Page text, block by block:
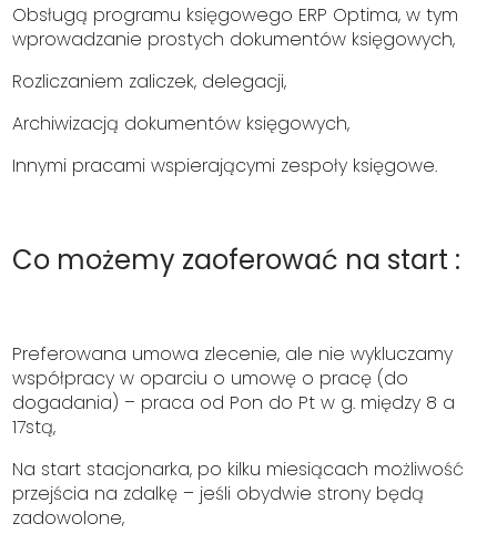
Obsługą programu księgowego ERP Optima, w tym
wprowadzanie prostych dokumentów księgowych,
Rozliczaniem zaliczek, delegacji,
Archiwizacją dokumentów księgowych,
Innymi pracami wspierającymi zespoły księgowe.
Co możemy zaoferować na start :
Preferowana umowa zlecenie, ale nie wykluczamy
współpracy w oparciu o umowę o pracę (do
dogadania) – praca od Pon do Pt w g. między 8 a
17stą,
Na start stacjonarka, po kilku miesiącach możliwość
przejścia na zdalkę – jeśli obydwie strony będą
zadowolone,